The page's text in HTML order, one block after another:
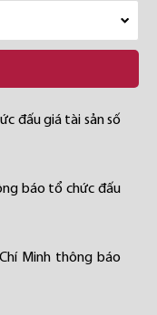
đấu giá tài sản số
báo tổ chức đấu
Minh thông báo